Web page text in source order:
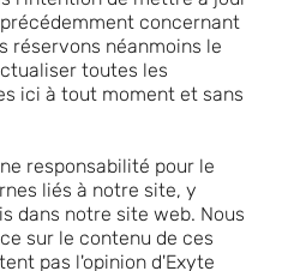
concernant
réservons néanmoins le
toutes les
ici à tout moment et sans
responsabilité pour le
liés à notre site, y
dans notre site web. Nous
sur le contenu de ces
pas l'opinion d'Exyte